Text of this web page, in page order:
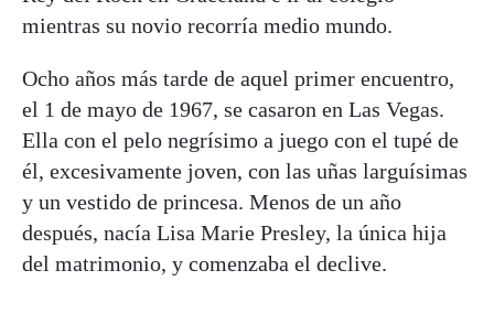
mientras su novio recorría medio mundo.
Ocho años más tarde de aquel primer encuentro,
el 1 de mayo de 1967, se casaron en Las Vegas.
Ella con el pelo negrísimo a juego con el tupé de
él, excesivamente joven, con las uñas larguísimas
y un vestido de princesa. Menos de un año
después, nacía Lisa Marie Presley, la única hija
del matrimonio, y comenzaba el declive.